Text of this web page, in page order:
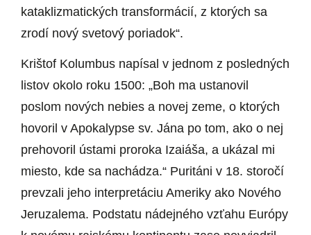
kataklizmatických transformácií, z ktorých sa
zrodí nový svetový poriadok“.
Krištof Kolumbus napísal v jednom z posledných
listov okolo roku 1500: „Boh ma ustanovil
poslom nových nebies a novej zeme, o ktorých
hovoril v Apokalypse sv. Jána po tom, ako o nej
prehovoril ústami proroka Izaiáša, a ukázal mi
miesto, kde sa nachádza.“ Puritáni v 18. storočí
prevzali jeho interpretáciu Ameriky ako Nového
Jeruzalema. Podstatu nádejného vzťahu Európy